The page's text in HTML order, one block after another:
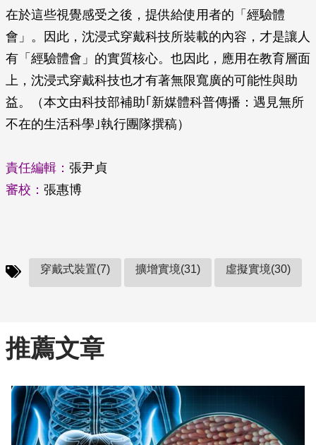
在於這些視覺感受之後，提供給使用者的「經驗體
會」。因此，沈浸式穿戴科技所裝載的內容，才是讓人
有「經驗體會」的實質核心。也因此，應用在教育層面
上，沈浸式穿戴科技也才有著無限寬廣的可能性與助
益。（本文由科技部補助｢新媒體科普傳播：遇見無所
不在的生活科學｣執行團隊撰稿）
責任編輯： 張尹貞
審校： 張惠博
穿戴式裝置(7) 擴增實境(31) 虛擬實境(30)
推薦文章